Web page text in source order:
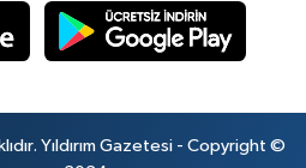
Yıldırım Gazetesi - Copyright ©